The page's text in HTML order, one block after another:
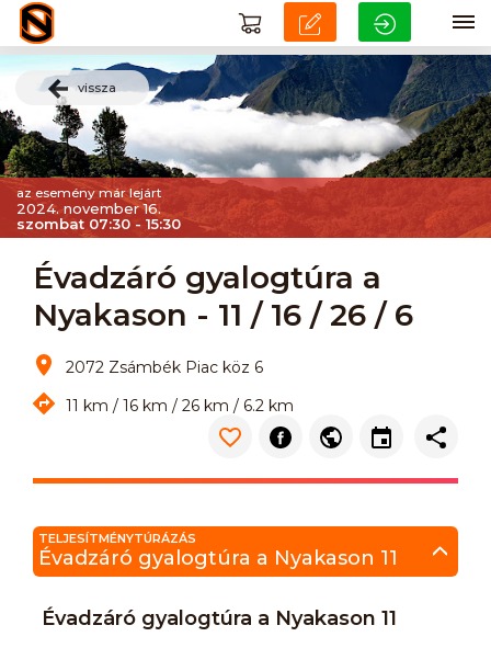
vissza
az esemény már lejárt
2024. november 16.
szombat 07:30 - 15:30
Évadzáró gyalogtúra a
Nyakason - 11 / 16 / 26 / 6
2072 Zsámbék Piac köz 6
11 km / 16 km / 26 km / 6.2 km
TELJESÍTMÉNYTÚRÁZÁS
Évadzáró gyalogtúra a Nyakason 11
Évadzáró gyalogtúra a Nyakason 11